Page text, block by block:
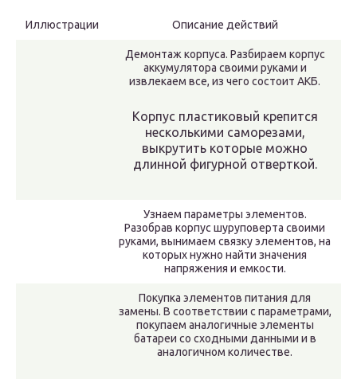
Иллюстрации Описание действий
Демонтаж корпуса. Разбираем корпус
аккумулятора своими руками и
извлекаем все, из чего состоит АКБ.
Корпус пластиковый крепится
несколькими саморезами,
выкрутить которые можно
длинной фигурной отверткой.
Узнаем параметры элементов.
Разобрав корпус шуруповерта своими
руками, вынимаем связку элементов, на
которых нужно найти значения
напряжения и емкости.
Покупка элементов питания для
замены. В соответствии с параметрами,
покупаем аналогичные элементы
батареи со сходными данными и в
аналогичном количестве.